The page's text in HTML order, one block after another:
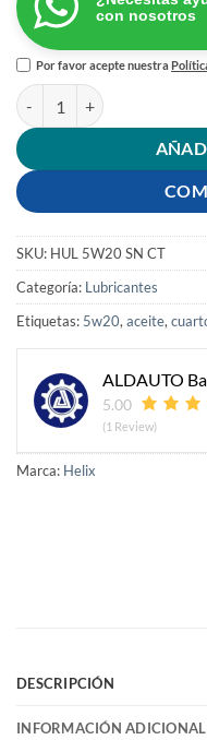
con nosotros
Por favor acepte nuestra
ACEITE SHELL HELIX
SKU: HUL 5W20 SN CT
Categoría: Lubricantes
Etiquetas: 5w20, aceite,
ALDAUTO
5.00
(1 Review)
Marca: Helix
DESCRIPCIÓN
INFORMACIÓN ADICIONAL